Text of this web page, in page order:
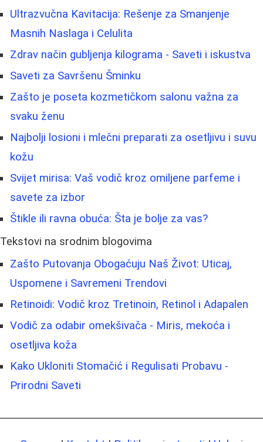
Ultrazvučna Kavitacija: Rešenje za Smanjenje
Masnih Naslaga i Celulita
Zdrav način gubljenja kilograma - Saveti i iskustva
Saveti za Savršenu Šminku
Zašto je poseta kozmetičkom salonu važna za
svaku ženu
Najbolji losioni i mlečni preparati za osetljivu i suvu
kožu
Svijet mirisa: Vaš vodič kroz omiljene parfeme i
savete za izbor
Štikle ili ravna obuća: Šta je bolje za vas?
Tekstovi na srodnim blogovima
Zašto Putovanja Obogaćuju Naš Život: Uticaj,
Uspomene i Savremeni Trendovi
Retinoidi: Vodič kroz Tretinoin, Retinol i Adapalen
Vodič za odabir omekšivača - Miris, mekoća i
osetljiva koža
Kako Ukloniti Stomačić i Regulisati Probavu -
Prirodni Saveti